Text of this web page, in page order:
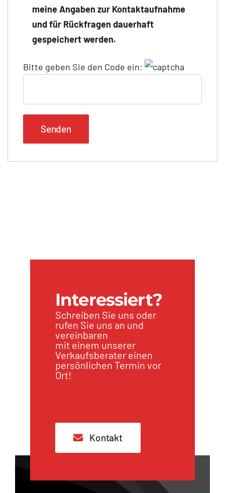
meine Angaben zur Kontaktaufnahme
und für Rückfragen dauerhaft
gespeichert werden.
Bitte geben Sie den Code ein:
Interessiert?
Schreiben Sie uns oder
rufen Sie uns an und
vereinbaren
mit einem unserer
Verkaufsberater einen
persönlichen Termin vor
Ort!
Kontakt